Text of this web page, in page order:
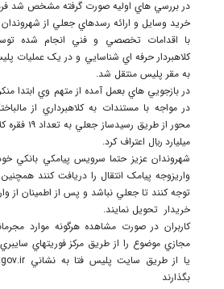
در بررسي هاي اوليه صورت گرفته مشخص شد
خريد وسايل و ارائه رسدهاي جعلي از شهروندان
با اقدامات تخصصي و فني انجام شده
کلاهبردار حرفه اي شناسايي و در يک عمليات
به مقر پليس منتقل شد.
در بازجويي هاي بعمل آمده از متهم وي ابتدا منکر
در مواجه با مستندات به کلاهبرداري از
ميليارد ريال اعتراف کرد.
شهروندان عزيز حتما سرويس پيامکي بانکي
واريزوجه پيامک انتقال را دريافت کنند
توجه کنند تا جعلي نباشد و پس از اطمينان از
خريدار تحويل نمايند.
کاربران در صورت مشاهده هرگونه موارد
بگذارند